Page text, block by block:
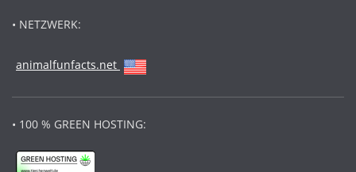
• NETZWERK:
animalfunfacts.net
• 100 % GREEN HOSTING: